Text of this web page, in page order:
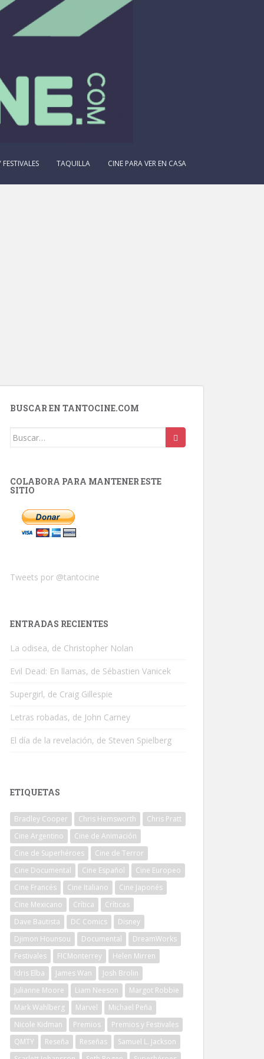
TAQUILLA CINE PARA VER EN CASA
BUSCAR EN TANTOCINE.COM
Buscar:
COLABORA PARA MANTENER ESTE
SITIO
Tweets por @tantocine
ENTRADAS RECIENTES
La odisea, de Christopher Nolan
Evil Dead: En llamas, de Sébastien Vanicek
Supergirl, de Craig Gillespie
Letras robadas, de John Carney
El día de la revelación, de Steven Spielberg
ETIQUETAS
Bradley Cooper Chris Hemsworth
Chris Pratt
Cine Argentino
Cine de Animación
Cine de Superhéroes
Cine de Terror
Cine Documental
Cine Español
Cine Europeo
Cine Francés
Cine Italiano
Cine Japonés
Cine Mexicano
Crítica
Críticas
Dave Bautista
DC Comics
Disney
Djimon Hounsou
Documental
DreamWorks
Festivales
FICMonterrey
Helen Mirren
Idris Elba
James Wan
Josh Brolin
Julianne Moore
Liam Neeson
Margot Robbie
Mark Wahlberg
Marvel
Michael Peña
Nicole Kidman
Premios
Premios y Festivales
QMTY
Reseña Reseñas
Samuel L. Jackson